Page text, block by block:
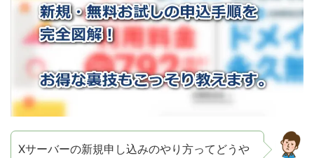
Xサーバーの新規申し込みのやり方ってどうや